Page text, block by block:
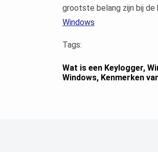
grootste belang zijn bij
Windows
Tags:
Wat is een Keylogger,
Windows, Kenmerken